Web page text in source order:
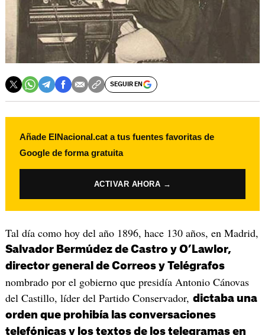
SEGUIR EN
Añade ElNacional.cat a tus fuentes favoritas de
Google de forma gratuita
ACTIVAR AHORA →
Tal día como hoy del año 1896, hace 130 años, en Madrid,
Salvador Bermúdez de Castro y O’Lawlor,
director general de Correos y Telégrafos
nombrado por el gobierno que presidía Antonio Cánovas
del Castillo, líder del Partido Conservador, dictaba una
orden que prohibía las conversaciones
telefónicas y los textos de los telegramas en